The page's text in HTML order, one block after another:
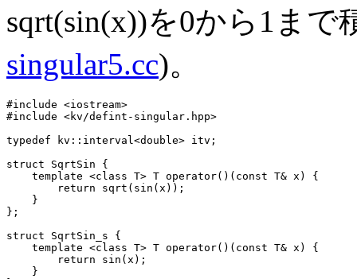
sqrt(sin(x))を0から1まで
singular5.cc)。
#include <iostream>
#include <kv/defint-singular.hpp>
typedef kv::interval<double> itv;
struct SqrtSin {
    template <class T> T operator()(const T& x) {
        return sqrt(sin(x));
    }
};
struct SqrtSin_s {
    template <class T> T operator()(const T& x) {
        return sin(x);
    }